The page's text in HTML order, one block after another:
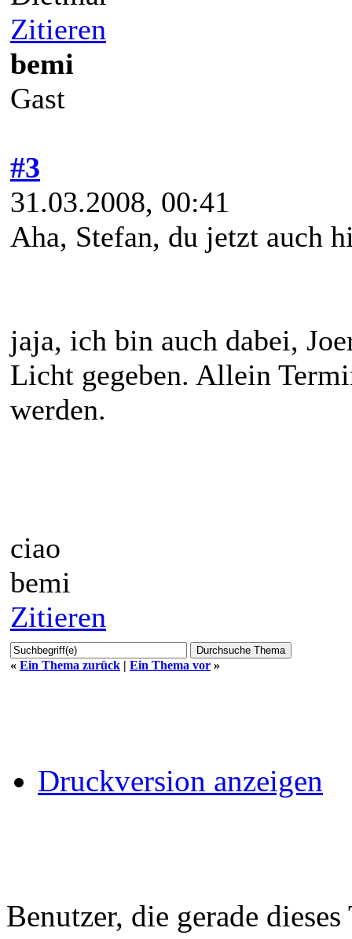
Zitieren
bemi
Gast
#3
31.03.2008, 00:41
Aha, Stefan, du jetzt auch
jaja, ich bin auch dabei,
Licht gegeben. Allein
werden.
ciao
bemi
Zitieren
« Ein Thema zurück | Ein Thema vor »
Druckversion anzeigen
Benutzer, die gerade